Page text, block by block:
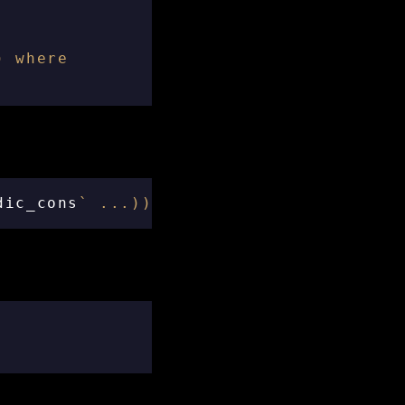
where
` ... ))